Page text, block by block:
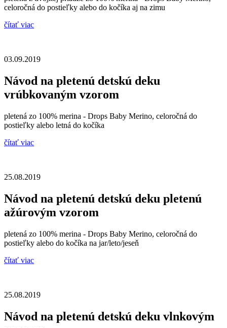
celoročná do postieľky alebo do kočíka aj na zimu
čítať viac
03.09.2019
Návod na pletenú detskú deku
vrúbkovaným vzorom
pletená zo 100% merina - Drops Baby Merino, celoročná do
postieľky alebo letná do kočíka
čítať viac
25.08.2019
Návod na pletenú detskú deku pletenú
ažúrovým vzorom
pletená zo 100% merina - Drops Baby Merino, celoročná do
postieľky alebo do kočíka na jar/leto/jeseň
čítať viac
25.08.2019
Návod na pletenú detskú deku vlnkovým